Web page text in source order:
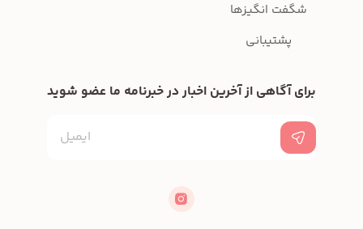
شگفت انگیزها
پشتیبانی
برای آگاهی از آخرین اخبار در خبرنامه ما عضو شوید